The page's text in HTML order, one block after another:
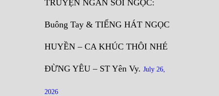
TRUYỆN NGẮN SỎI NGỌC:
Buông Tay & TIẾNG HÁT NGỌC
HUYỀN – CA KHÚC THÔI NHÉ
ĐỪNG YÊU – ST Yên Vy. July 26,
2026